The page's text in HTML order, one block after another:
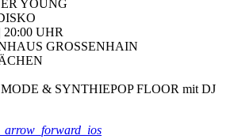
YOUNG
20:00 UHR
GROSSENHAIN
& SYNTHIEPOP FLOOR mit DJ
arrow_forward_ios